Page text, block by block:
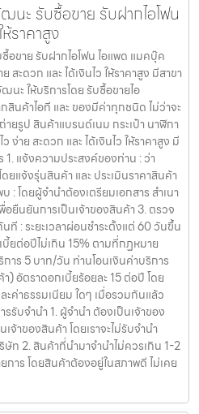
นะ รับซื้อขาย รับฝากไอโฟน
ราคาสูง
ขาย รับฝากไอโฟน ไอแพด แมคบุ๊ค
สะดวก และ ได้เงินไว ให้ราคาสูง มีสาขา
ะ ให้บริการโดย รับซื้อขายไอ
นค้าไอที และ ของมีค่าทุกชนิด ไม่ว่าจะ
ยรูป สินค้าแบรนด์เนม กระเป๋า นาฬิกา
ง่าย สะดวก และ ได้เงินไว ให้ราคาสูง มี
1. แจ้งความประสงค์ของท่าน : ว่า
ยแจ้งรุ่นสินค้า และ ประเมินราคาสินค้า
โดยผู้จำนำต้องเตรียมเอกสาร สำเนา
อยืนยันการเป็นเจ้าของสินค้า 3. ตรวจ
ที : ระยะเวลาผ่อนชำระตั้งแต่ 60 วันขึ้น
ยต่อปีไม่เกิน 15% ตามที่กฏหมาย
าร 5 บาท/วัน ท่านโอนเงินค่าบริการ
อัตราดอกเบี้ยร้อยละ 15 ต่อปี โดย
ค่าธรรมเนียม ใดๆ เมื่อรวมกันแล้ว
รับจำนำ 1. ผู้จำนำ ต้องเป็นเจ้าของ
จ้าของสินค้า โดยเราจะไม่รับจำนำ
ษัท 2. สินค้าที่นำมาจำนำไม่ควรเกิน 1-2
การ โดยสินค้าต้องอยู่ในสภาพดี ไม่เคย